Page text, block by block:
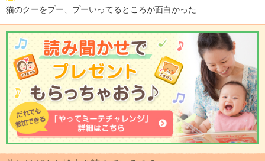
猫のクーをプー、プーいってるところが面白かった